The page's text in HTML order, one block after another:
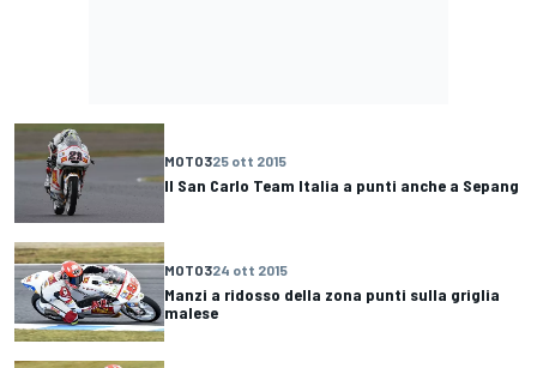
MOTO325 ott 2015
Il San Carlo Team Italia a punti anche a Sepang
MOTO324 ott 2015
Manzi a ridosso della zona punti sulla griglia
malese